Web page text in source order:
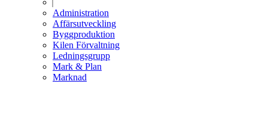
Administration
Affärsutveckling
Byggproduktion
Kilen Förvaltning
Ledningsgrupp
Mark & Plan
Marknad